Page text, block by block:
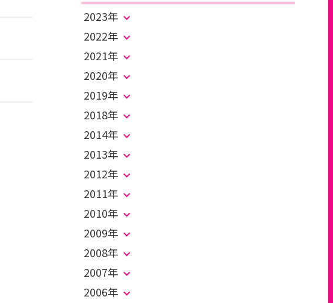
2023年
2022年
2021年
2020年
2019年
2018年
2014年
2013年
2012年
2011年
2010年
2009年
2008年
2007年
2006年